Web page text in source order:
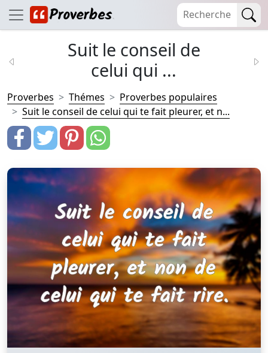
Suit le conseil de
celui qui ...
Proverbes Thémes
Proverbes populaires
Suit le conseil de celui qui te fait pleurer, et n...